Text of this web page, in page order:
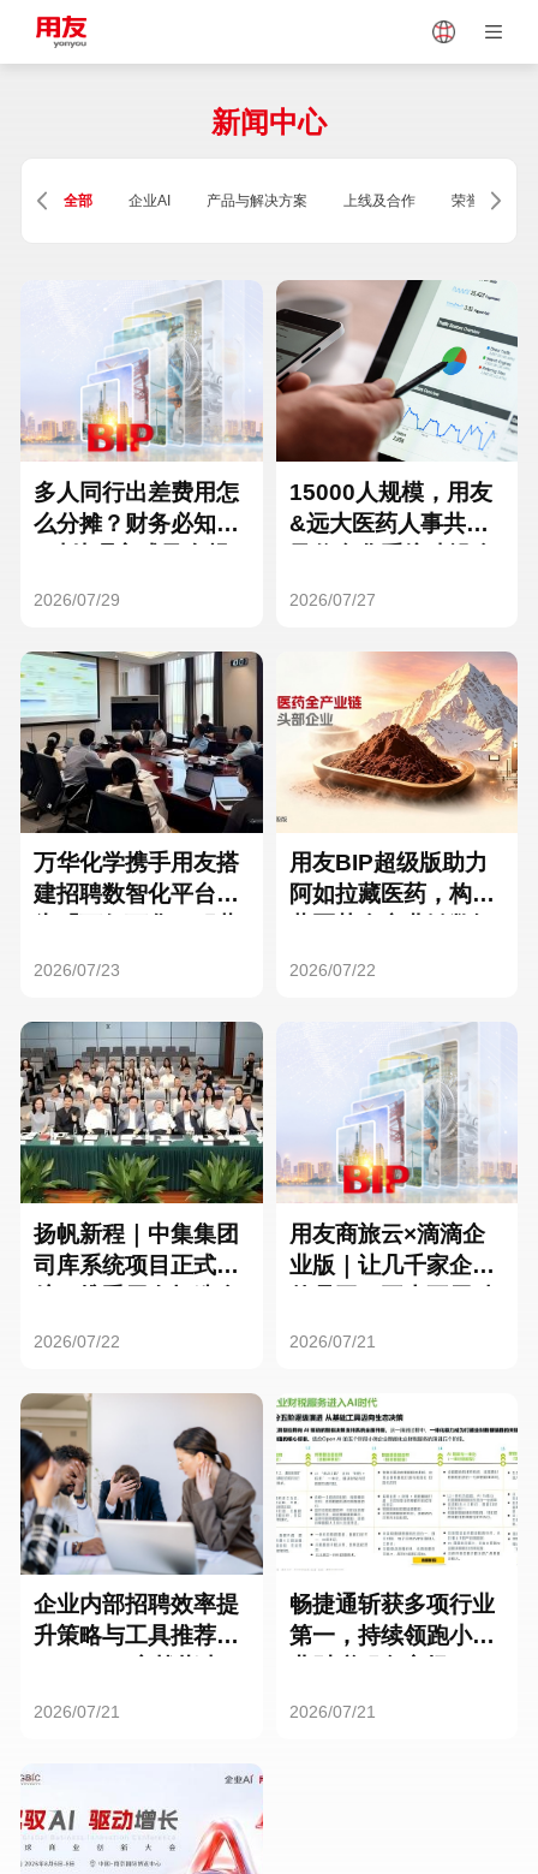
Vietnam
Singapore Malaysia
Thailand
Turkey
Hungary Mexico
Hong Kong Macau
新闻中心
全部 企业AI 产品与解决方案 上线及合作 荣誉及资质
多人同行出差费用怎
么分摊？财务必知的
2026/07/29
15000人规模，用友
&远大医药人事共享
2026/07/27
万华化学携手用友搭
建招聘数智化平台，
2026/07/23
用友BIP超级版助力
阿如拉藏医药，构建
2026/07/22
扬帆新程｜中集集团
司库系统项目正式启
2026/07/22
用友商旅云×滴滴企
业版｜让几千家企业
2026/07/21
企业内部招聘效率提
升策略与工具推荐：
2026/07/21
畅捷通斩获多项行业
第一，持续领跑小微
2026/07/21